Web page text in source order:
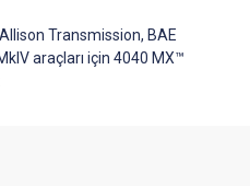
Allison Transmission, BAE
araçları için 4040 MX™